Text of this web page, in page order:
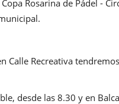
Rosarina de Pádel -
Calle Recreativa
desde las 8.30 y en